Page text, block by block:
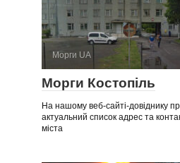
Морги UA
Морги Костопіль
На нашому веб-сайті-довіднику
актуальний список адрес та
міста